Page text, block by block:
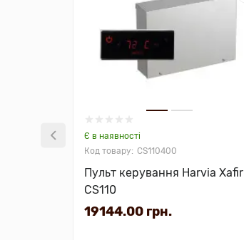
Є в наявності
CS110400
Пульт керування Harvia Xafir
CS110
19144.00 грн.